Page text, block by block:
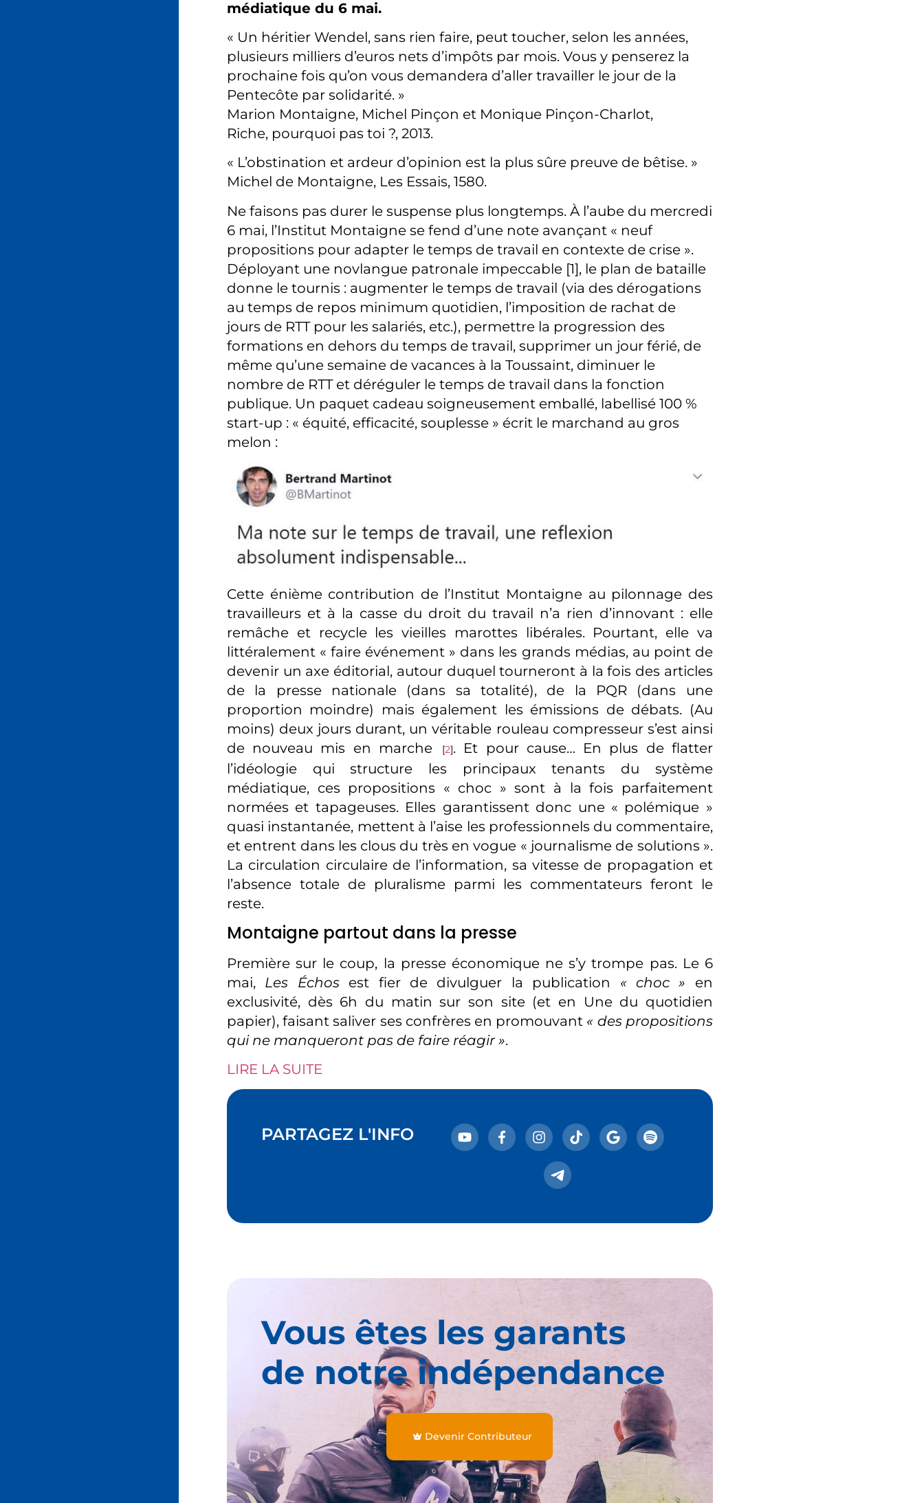
médiatique du 6 mai.
« Un héritier Wendel, sans rien faire, peut toucher, selon les années,
plusieurs milliers d’euros nets d’impôts par mois. Vous y penserez la
prochaine fois qu’on vous demandera d’aller travailler le jour de la
Pentecôte par solidarité. »
Marion Montaigne, Michel Pinçon et Monique Pinçon-Charlot,
Riche, pourquoi pas toi ?, 2013.
« L’obstination et ardeur d’opinion est la plus sûre preuve de bêtise. »
Michel de Montaigne, Les Essais, 1580.
Ne faisons pas durer le suspense plus longtemps. À l’aube du mercredi
6 mai, l’Institut Montaigne se fend d’une note avançant « neuf
propositions pour adapter le temps de travail en contexte de crise ».
Déployant une novlangue patronale impeccable [1], le plan de bataille
donne le tournis : augmenter le temps de travail (via des dérogations
au temps de repos minimum quotidien, l’imposition de rachat de
jours de RTT pour les salariés, etc.), permettre la progression des
formations en dehors du temps de travail, supprimer un jour férié, de
même qu’une semaine de vacances à la Toussaint, diminuer le
nombre de RTT et déréguler le temps de travail dans la fonction
publique. Un paquet cadeau soigneusement emballé, labellisé 100 %
start-up : « équité, efficacité, souplesse » écrit le marchand au gros
melon :
Cette énième contribution de l’Institut Montaigne au pilonnage des
travailleurs et à la casse du droit du travail n’a rien d’innovant : elle
remâche et recycle les vieilles marottes libérales. Pourtant, elle va
littéralement « faire événement » dans les grands médias, au point de
devenir un axe éditorial, autour duquel tourneront à la fois des articles
de la presse nationale (dans sa totalité), de la PQR (dans une
proportion moindre) mais également les émissions de débats. (Au
moins) deux jours durant, un véritable rouleau compresseur s’est ainsi
de nouveau mis en marche
[2]. Et pour cause… En plus de flatter
l’idéologie qui structure les principaux tenants du système
médiatique, ces propositions « choc » sont à la fois parfaitement
normées et tapageuses. Elles garantissent donc une « polémique »
quasi instantanée, mettent à l’aise les professionnels du commentaire,
et entrent dans les clous du très en vogue « journalisme de solutions ».
La circulation circulaire de l’information, sa vitesse de propagation et
l’absence totale de pluralisme parmi les commentateurs feront le
reste.
Montaigne partout dans la presse
Première sur le coup, la presse économique ne s’y trompe pas. Le 6
mai, Les Échosest fier de divulguer la publication « choc » en
exclusivité, dès 6h du matin sur son site (et en Une du quotidien
papier), faisant saliver ses confrères en promouvant « des propositions
qui ne manqueront pas de faire réagir ».
LIRE LA SUITE
PARTAGEZ L'INFO
Vous êtes les garants
de notre indépendance
Devenir Contributeur